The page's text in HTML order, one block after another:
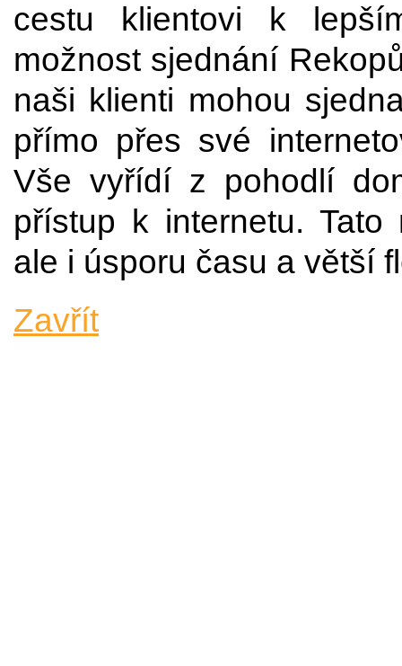
cestu klientovi k
možnost sjednání
naši klienti mohou
přímo přes své
Vše vyřídí z pohodlí
přístup k internetu.
ale i úsporu času a větší
Zavřít